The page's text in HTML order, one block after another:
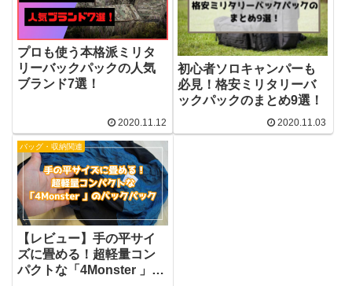
プロも使う本格派ミリタ
リーバックパックの人気
ブランド7選！
2020.11.12
初心者ソロキャンパーも
必見！格安ミリタリーバ
ックパックのまとめ9選！
2020.11.03
バッグ・収納関連
【レビュー】手の平サイ
ズに畳める！超軽量コン
パクトな「4Monster 」の